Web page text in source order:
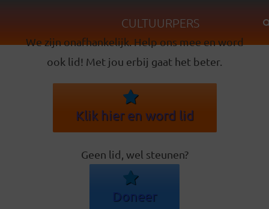
CULTUURPERS
We zijn onafhankelijk. Help ons mee en word
ook lid! Met jou erbij gaat het beter.
Klik hier en word lid
Geen lid, wel steunen?
Doneer